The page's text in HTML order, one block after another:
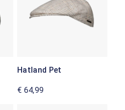
Hatland Pet
€ 64,99